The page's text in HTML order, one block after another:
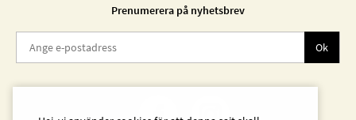
Prenumerera på nyhetsbrev
Ok